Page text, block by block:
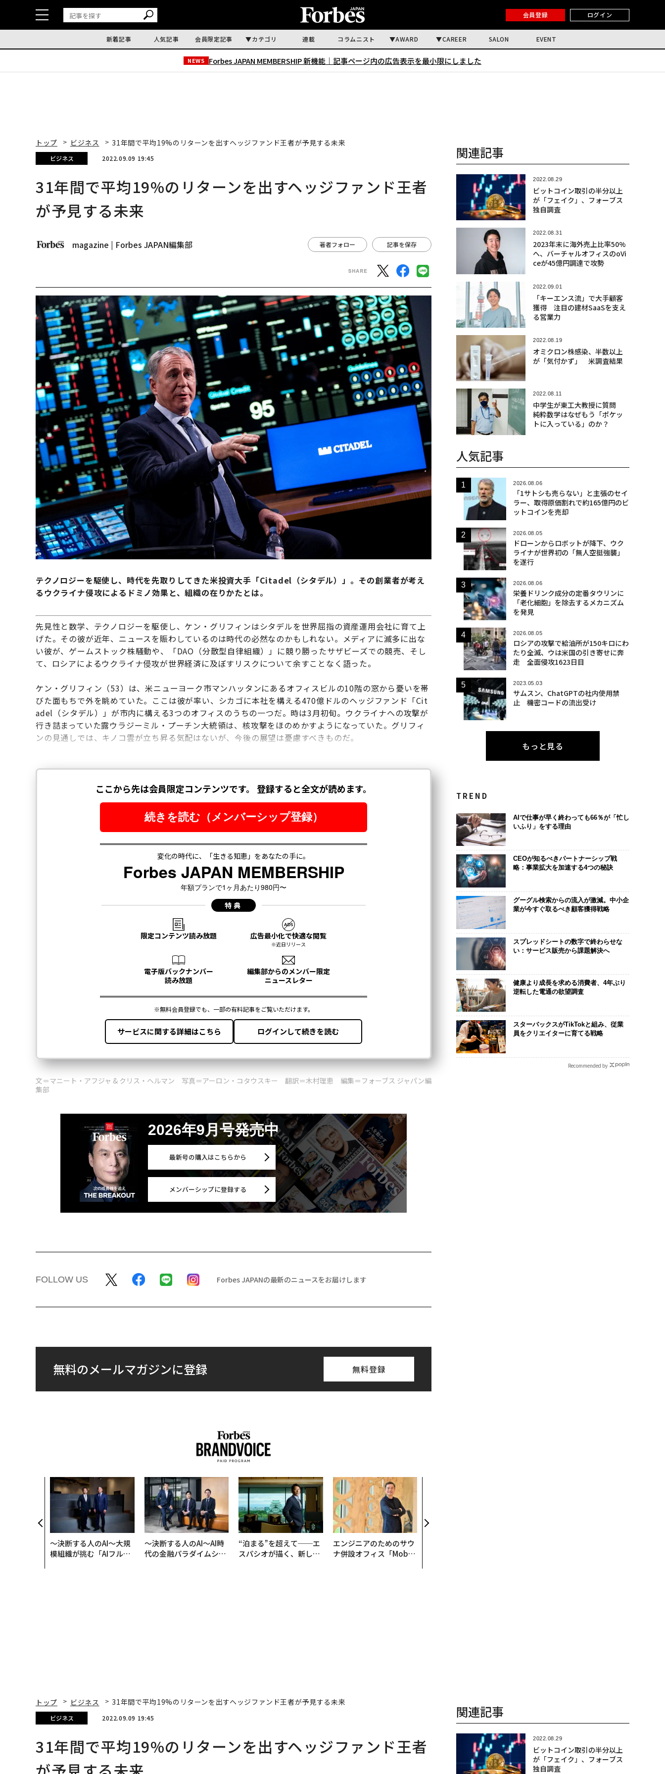
会員登録 ログイン
新着記事 人気記事 会員限定記事 カテゴリ 連載 コラムニスト AWARD CAREER SALON EVENT
NEWS Forbes JAPAN MEMBERSHIP 新機能｜ 記事ページ内の広告表示を最小限にしました
トップ ビジネス 31年間で平均19%のリターンを出すヘッジファンド王者が予見する未来
ビジネス 2022.09.09 19:45
31年間で平均19%のリターンを出すヘッジファンド王者
が予見する未来
magazine | Forbes JAPAN編集部 著者フォロー 記事を保存
テクノロジーを駆使し、時代を先取りしてきた米投資大手「Citadel（シタデル）」。その創業者が考え
るウクライナ侵攻によるドミノ効果と、組織の在りかたとは。
先見性と数学、テクノロジーを駆使し、ケン・グリフィンはシタデルを世界屈指の資産運用会社に育て上
げた。その彼が近年、ニュースを賑わしているのは時代の必然なのかもしれない。メディアに滅多に出な
い彼が、ゲームストック株騒動や、「DAO（分散型自律組織）」に競り勝ったサザビーズでの競売、そし
て、ロシアによるウクライナ侵攻が世界経済に及ぼすリスクについて余すことなく語った。
ケン・グリフィン（53）は、米ニューヨーク市マンハッタンにあるオフィスビルの10階の窓から憂いを帯
びた面もちで外を眺めていた。ここは彼が率い、シカゴに本社を構える470億ドルのヘッジファンド「Cit
adel（シタデル）」が市内に構える3つのオフィスのうちの一つだ。時は3月初旬。ウクライナへの攻撃が
行き詰まっていた露ウラジーミル・プーチン大統領は、核攻撃をほのめかすようになっていた。グリフィ
ンの見通しでは、キノコ雲が立ち昇る気配はないが、今後の展望は憂慮すべきものだ。
文＝マニート・アフジャ & クリス・ヘルマン 写真＝アーロン・コタウスキー 翻訳＝木村理恵 編集＝フォーブス ジャパン編
集部
2026年9月号発売中
最新号の購入はこちらから
メンバーシップに登録する
FOLLOW US Forbes JAPANの最新のニュースをお届けします
無料のメールマガジンに登録 無料登録
〜決断する人のAI〜大規
模組織が挑む「AIフル実
〜決断する人のAI〜AI時
代の金融パラダイムシフ
“泊まる”を超えて──エ
スパシオが描く、新しい
エンジニアのためのサウ
ナ併設オフィス「Mobiu
関連記事
2022.08.29
ビットコイン取引の半分以上
が「フェイク」、フォーブス
独自調査
2022.08.31
2023年末に海外売上比率50%
へ、バーチャルオフィスのoVi
ceが45億円調達で攻勢
2022.09.01
「キーエンス流」で大手顧客
獲得 注目の建材SaaSを支え
る営業力
2022.08.19
オミクロン株感染、半数以上
が「気付かず」 米調査結果
2022.08.11
中学生が東工大教授に質問
純粋数学はなぜもう「ポケッ
トに入っている」のか？
人気記事
2026.08.06
「1サトシも売らない」と主張のセイ
ラー、取得原価割れで約165億円のビ
ットコインを売却
2026.08.05
ドローンからロボットが降下、ウク
ライナが世界初の「無人空挺強襲」
を遂行
2026.08.06
栄養ドリンク成分の定番タウリンに
「老化細胞」を除去するメカニズム
を発見
2026.08.05
ロシアの攻撃で給油所が150キロにわ
たり全滅、ウは米国の引き寄せに奔
走 全面侵攻1623日目
2023.05.03
サムスン、ChatGPTの社内使用禁
止 機密コードの流出受け
もっと見る
TREND
AIで仕事が早く終わっても66％が「忙し
いふり」をする理由
CEOが知るべきパートナーシップ戦
略：事業拡大を加速する4つの秘訣
グーグル検索からの流入が激減。中小企
業が今すぐ取るべき顧客獲得戦略
スプレッドシートの数字で終わらせな
い：サービス販売から課題解決へ
健康より成長を求める消費者、4年ぶり
逆転した電通の欲望調査
スターバックスがTikTokと組み、従業
員をクリエイターに育てる戦略
Recommended by
トップ ビジネス 31年間で平均19%のリターンを出すヘッジファンド王者が予見する未来
ビジネス 2022.09.09 19:45
31年間で平均19%のリターンを出すヘッジファンド王者
関連記事
2022.08.29
ビットコイン取引の半分以上
が「フェイク」、フォーブス
独自調査